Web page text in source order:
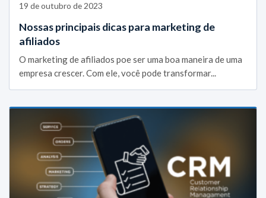
19 de outubro de 2023
Nossas principais dicas para marketing de
afiliados
O marketing de afiliados poe ser uma boa maneira de uma
empresa crescer. Com ele, você pode transformar...